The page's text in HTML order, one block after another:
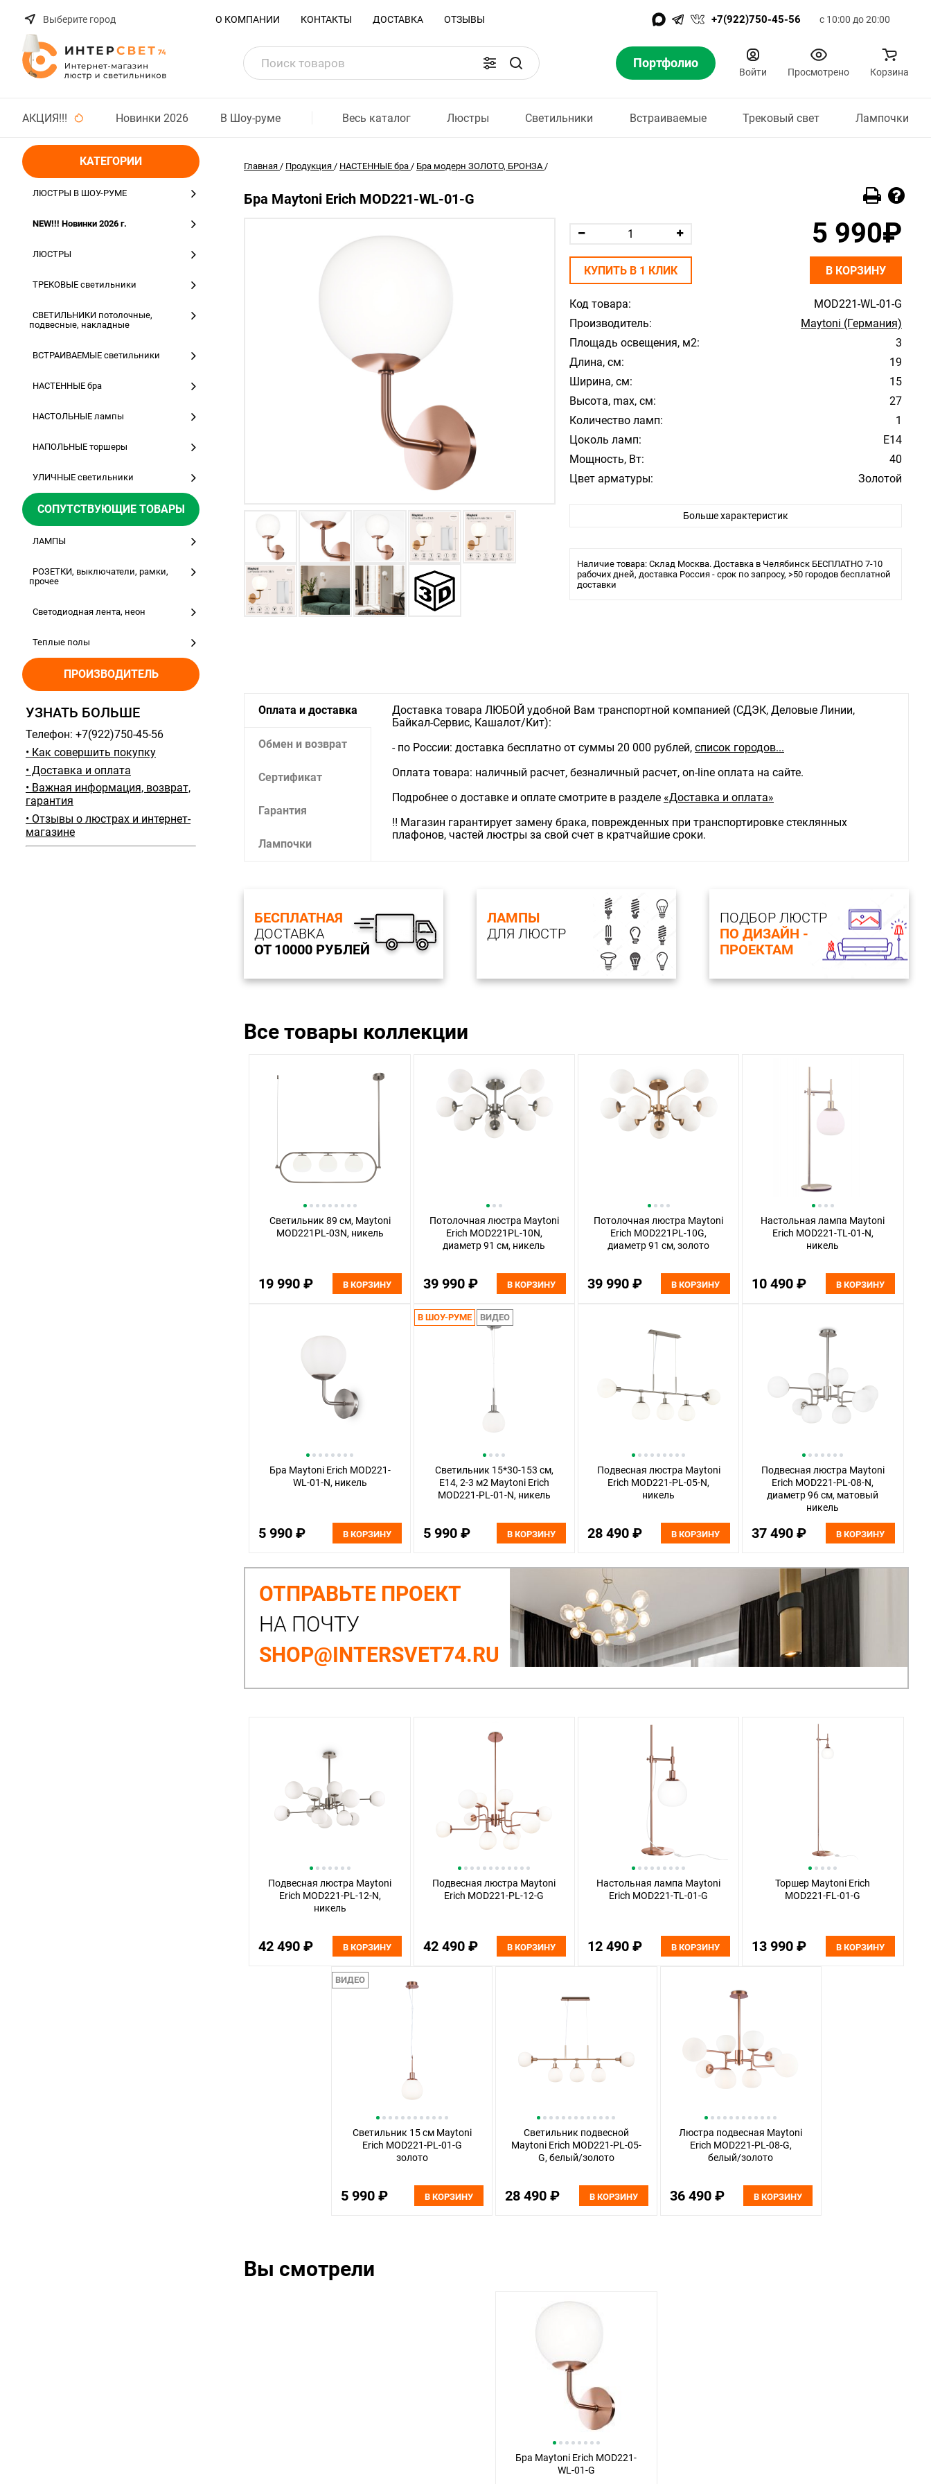
Выберите город О КОМПАНИИ КОНТАКТЫ ДОСТАВКА ОТЗЫВЫ +7(922)750-45-56 с 10:00 до 20:00
Портфолио
Войти Просмотрено Корзина
АКЦИЯ!!! Новинки 2026 В Шоу-руме Весь каталог Люстры Светильники Встраиваемые Трековый свет Лампочки
КАТЕГОРИИ
ЛЮСТРЫ В ШОУ-РУМЕ
NEW!!! Новинки 2026 г.
ЛЮСТРЫ
ТРЕКОВЫЕ светильники
СВЕТИЛЬНИКИ потолочные,
подвесные, накладные
ВСТРАИВАЕМЫЕ светильники
НАСТЕННЫЕ бра
НАСТОЛЬНЫЕ лампы
НАПОЛЬНЫЕ торшеры
УЛИЧНЫЕ светильники
СОПУТСТВУЮЩИЕ ТОВАРЫ
ЛАМПЫ
РОЗЕТКИ, выключатели, рамки,
прочее
Светодиодная лента, неон
Теплые полы
ПРОИЗВОДИТЕЛЬ
УЗНАТЬ БОЛЬШЕ
Телефон: +7(922)750-45-56
• Как совершить покупку
• Доставка и оплата
• Важная информация, возврат,
гарантия
• Отзывы о люстрах и интернет-
магазине
Главная / Продукция / НАСТЕННЫЕ бра / Бра модерн ЗОЛОТО, БРОНЗА /
Бра Maytoni Erich MOD221-WL-01-G
Код товара:
MOD221-WL-01-G
Производитель:
Maytoni (Германия)
Площадь освещения, м2:
3
Длина, см:
19
Ширина, см:
15
Высота, max, см:
27
Количество ламп:
1
Цоколь ламп:
E14
Мощность, Вт:
40
Цвет арматуры:
Золотой
Материал плафона/абажура:
Влагозащита:
20
Больше характеристик
Наличие товара: Склад Москва. Доставка в Челябинск БЕСПЛАТНО 7-10
рабочих дней, доставка Россия - срок по запросу, >50 городов бесплатной
доставки
5 990₽
КУПИТЬ В 1 КЛИК В КОРЗИНУ
Оплата и доставка
Обмен и возврат
Сертификат
Гарантия
Лампочки
Доставка товара ЛЮБОЙ удобной Вам транспортной компанией (СДЭК, Деловые Линии,
Байкал-Сервис, Кашалот/Кит):
- по России: доставка бесплатно от суммы 20 000 рублей, список городов...
Оплата товара: наличный расчет, безналичный расчет, on-line оплата на сайте.
Подробнее о доставке и оплате смотрите в разделе «Доставка и оплата»
‼️ Магазин гарантирует замену брака, поврежденных при транспортировке стеклянных
плафонов, частей люстры за свой счет в кратчайшие сроки.
БЕСПЛАТНАЯ
ДОСТАВКА
ОТ 10000 РУБЛЕЙ
ЛАМПЫ
ДЛЯ ЛЮСТР
ПОДБОР ЛЮСТР
ПО ДИЗАЙН -
ПРОЕКТАМ
Все товары коллекции
Светильник 89 см, Maytoni
MOD221PL-03N, никель
19 990 ₽ В КОРЗИНУ
Потолочная люстра Maytoni
Erich MOD221PL-10N,
диаметр 91 см, никель
39 990 ₽ В КОРЗИНУ
Потолочная люстра Maytoni
Erich MOD221PL-10G,
диаметр 91 см, золото
39 990 ₽ В КОРЗИНУ
Настольная лампа Maytoni
Erich MOD221-TL-01-N,
никель
10 490 ₽ В КОРЗИНУ
Бра Maytoni Erich MOD221-
WL-01-N, никель
5 990 ₽ В КОРЗИНУ
В ШОУ-РУМЕ ВИДЕО
Светильник 15*30-153 см,
E14, 2-3 м2 Maytoni Erich
MOD221-PL-01-N, никель
5 990 ₽ В КОРЗИНУ
Подвесная люстра Maytoni
Erich MOD221-PL-05-N,
никель
28 490 ₽ В КОРЗИНУ
Подвесная люстра Maytoni
Erich MOD221-PL-08-N,
диаметр 96 см, матовый
никель
37 490 ₽ В КОРЗИНУ
ОТПРАВЬТЕ ПРОЕКТ
НА ПОЧТУ
SHOP@INTERSVET74.RU
Подвесная люстра Maytoni
Erich MOD221-PL-12-N,
никель
42 490 ₽ В КОРЗИНУ
Подвесная люстра Maytoni
Erich MOD221-PL-12-G
42 490 ₽ В КОРЗИНУ
Настольная лампа Maytoni
Erich MOD221-TL-01-G
12 490 ₽ В КОРЗИНУ
Торшер Maytoni Erich
MOD221-FL-01-G
13 990 ₽ В КОРЗИНУ
ВИДЕО
Светильник 15 см Maytoni
Erich MOD221-PL-01-G
золото
5 990 ₽ В КОРЗИНУ
Светильник подвесной
Maytoni Erich MOD221-PL-05-
G, белый/золото
28 490 ₽ В КОРЗИНУ
Люстра подвесная Maytoni
Erich MOD221-PL-08-G,
белый/золото
36 490 ₽ В КОРЗИНУ
Вы смотрели
Бра Maytoni Erich MOD221-
WL-01-G